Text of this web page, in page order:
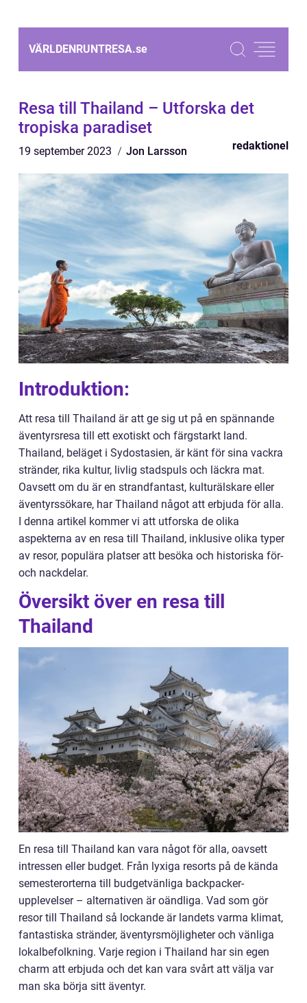
VÄRLDENRUNTRESA.se
Resa till Thailand – Utforska det
tropiska paradiset
19 september 2023 Jon Larsson redaktionel
Introduktion:
Att resa till Thailand är att ge sig ut på en spännande
äventyrsresa till ett exotiskt och färgstarkt land.
Thailand, beläget i Sydostasien, är känt för sina vackra
stränder, rika kultur, livlig stadspuls och läckra mat.
Oavsett om du är en strandfantast, kulturälskare eller
äventyrssökare, har Thailand något att erbjuda för alla.
I denna artikel kommer vi att utforska de olika
aspekterna av en resa till Thailand, inklusive olika typer
av resor, populära platser att besöka och historiska för-
och nackdelar.
Översikt över en resa till
Thailand
En resa till Thailand kan vara något för alla, oavsett
intressen eller budget. Från lyxiga resorts på de kända
semesterorterna till budgetvänliga backpacker-
upplevelser – alternativen är oändliga. Vad som gör
resor till Thailand så lockande är landets varma klimat,
fantastiska stränder, äventyrsmöjligheter och vänliga
lokalbefolkning. Varje region i Thailand har sin egen
charm att erbjuda och det kan vara svårt att välja var
man ska börja sitt äventyr.